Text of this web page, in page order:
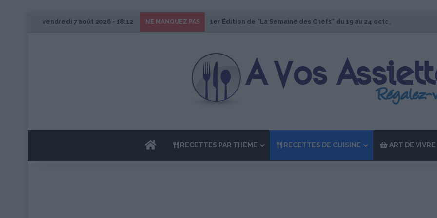
vendredi 7 août 2026 - 18:12 NE MANQUEZ PAS 1er Édition de “La Semaine des Chefs” du 19 au 24 octobre 2026
ACCUEILRECETTES PAR THÈME RECETTES DE CUISINE ART DE VIVRE